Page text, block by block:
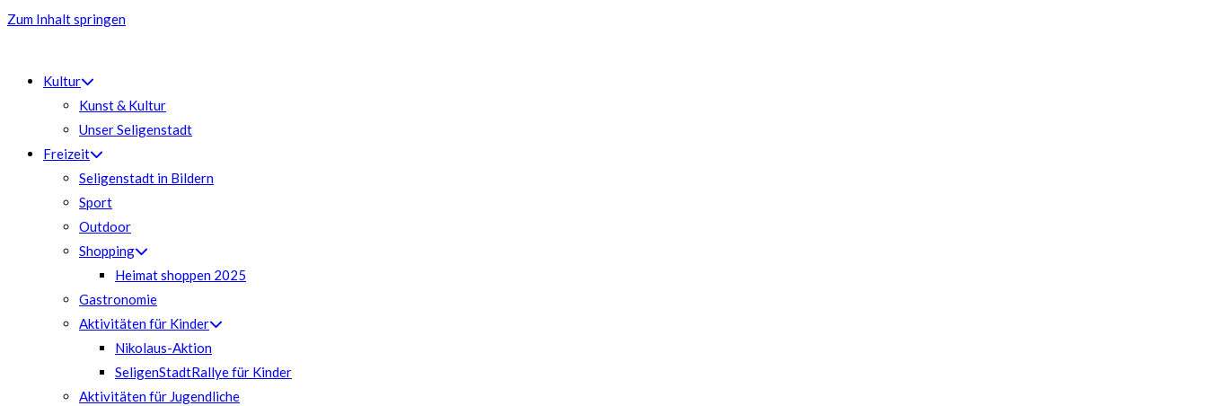
Zum Inhalt springen
Kultur
Kunst & Kultur
Unser Seligenstadt
Freizeit
Seligenstadt in Bildern
Sport
Outdoor
Shopping
Heimat shoppen 2025
Gastronomie
Aktivitäten für Kinder
Nikolaus-Aktion
SeligenStadtRallye für Kinder
Aktivitäten für Jugendliche